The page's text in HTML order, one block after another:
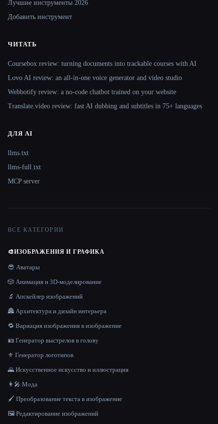
Лучшие инструменты 2026
Добавить инструмент
ЧИТАТЬ
Coursebox review: turning documents into trackable courses with AI
Lovo AI review: an all-in-one voice generator and video studio
Webbotify review: a no-code chatbot trained on your website
Translate.video review: fast AI dubbing and subtitles in 75+ languages
ДЛЯ AI
llms.txt
llms-full.txt
MCP server
ВСЕ КАТЕГОРИИ
🎨ИЗОБРАЖЕНИЯ И ГРАФИКА
😎 Аватары
🎲 Анимация и 3D-моделирование
🔬 Апскейлер изображений
🏯 Архитектура и дизайн интерьера
🔁 Вариация изображения в изображение
🪪 Генератор выстрелов в голову
⚜️ Генератор логотипов
🌄 Искусственное искусство и иллюстрация
👩‍🎤 Мода
🖌️ Преобразование текста в изображение
🖼️ Редактирование изображений